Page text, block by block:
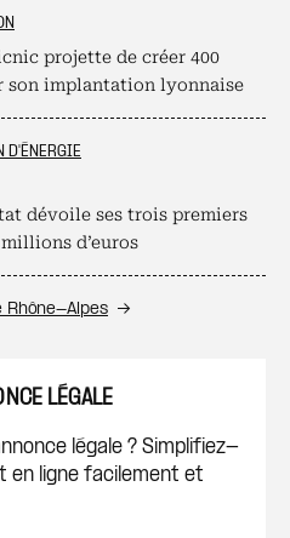
projette de créer 400
son implantation lyonnaise
D'ÉNERGIE
dévoile ses trois premiers
d’euros
Rhône-Alpes
LÉGALE
légale ? Simplifiez-
en ligne facilement et